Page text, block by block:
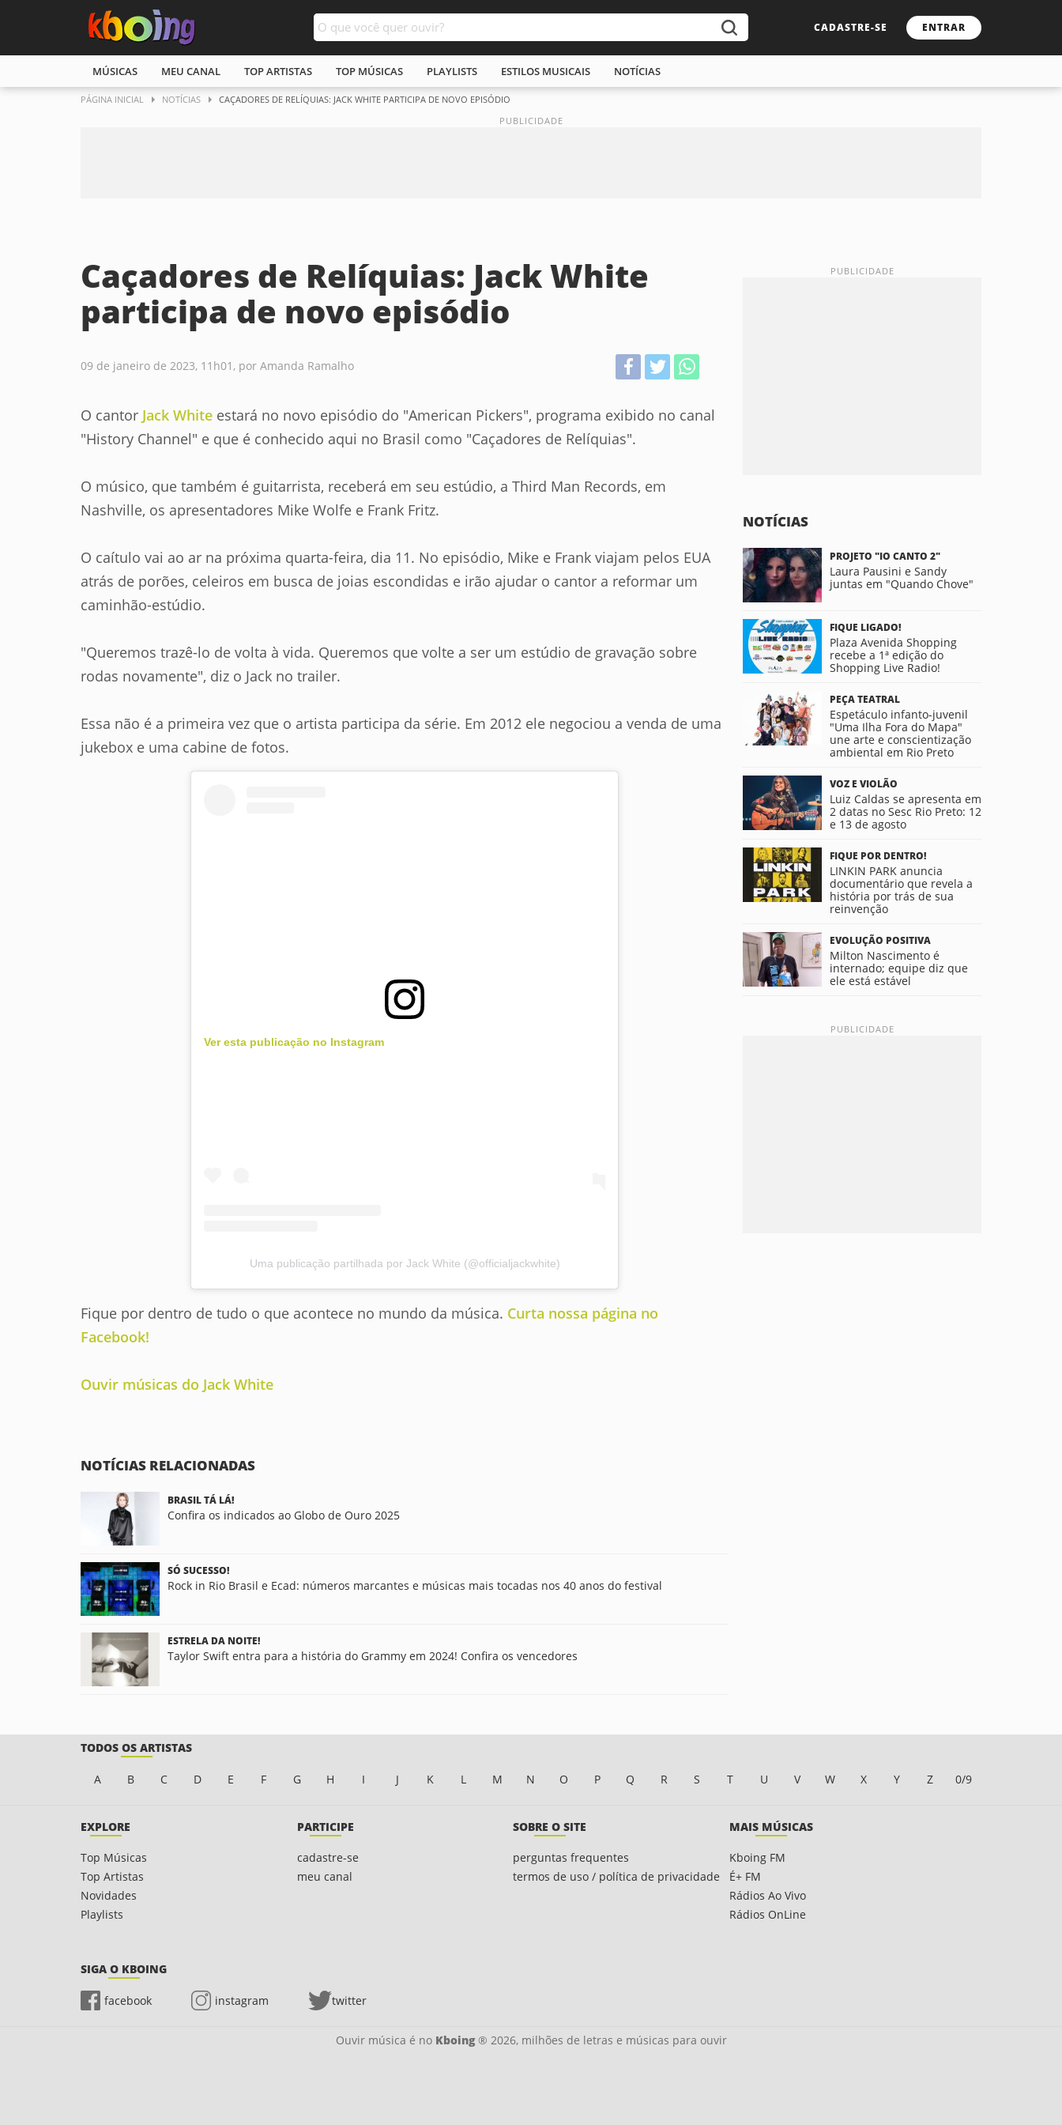
CADASTRE-SE ENTRAR
MÚSICAS MEU CANAL TOP ARTISTAS TOP MÚSICAS PLAYLISTS ESTILOS MUSICAIS NOTÍCIAS
PÁGINA INICIAL NOTÍCIAS CAÇADORES DE RELÍQUIAS: JACK WHITE PARTICIPA DE NOVO EPISÓDIO
Caçadores de Relíquias: Jack White
participa de novo episódio
09 de janeiro de 2023, 11h01, por Amanda Ramalho
O cantor Jack White estará no novo episódio do "American Pickers", programa exibido no canal
"History Channel" e que é conhecido aqui no Brasil como "Caçadores de Relíquias".
O músico, que também é guitarrista, receberá em seu estúdio, a Third Man Records, em
Nashville, os apresentadores Mike Wolfe e Frank Fritz.
O caítulo vai ao ar na próxima quarta-feira, dia 11. No episódio, Mike e Frank viajam pelos EUA
atrás de porões, celeiros em busca de joias escondidas e irão ajudar o cantor a reformar um
caminhão-estúdio.
"Queremos trazê-lo de volta à vida. Queremos que volte a ser um estúdio de gravação sobre
rodas novamente", diz o Jack no trailer.
Essa não é a primeira vez que o artista participa da série. Em 2012 ele negociou a venda de uma
jukebox e uma cabine de fotos.
Ver esta publicação no Instagram
Uma publicação partilhada por Jack White (@officialjackwhite)
Fique por dentro de tudo o que acontece no mundo da música. Curta nossa página no
Facebook!
Ouvir músicas do Jack White
NOTÍCIAS RELACIONADAS
BRASIL TÁ LÁ!
Confira os indicados ao Globo de Ouro 2025
SÓ SUCESSO!
Rock in Rio Brasil e Ecad: números marcantes e músicas mais tocadas nos 40 anos do festival
ESTRELA DA NOITE!
Taylor Swift entra para a história do Grammy em 2024! Confira os vencedores
NOTÍCIAS
PROJETO "IO CANTO 2"
Laura Pausini e Sandy
juntas em "Quando Chove"
FIQUE LIGADO!
Plaza Avenida Shopping
recebe a 1ª edição do
Shopping Live Radio!
PEÇA TEATRAL
Espetáculo infanto-juvenil
"Uma Ilha Fora do Mapa"
une arte e conscientização
ambiental em Rio Preto
VOZ E VIOLÃO
Luiz Caldas se apresenta em
2 datas no Sesc Rio Preto: 12
e 13 de agosto
FIQUE POR DENTRO!
LINKIN PARK anuncia
documentário que revela a
história por trás de sua
reinvenção
EVOLUÇÃO POSITIVA
Milton Nascimento é
internado; equipe diz que
ele está estável
TODOS OS ARTISTAS
A B C D E F G H I J K L M N O P Q R S T U V W X Y Z 0/9
EXPLORE
Top Músicas
Top Artistas
Novidades
Playlists
PARTICIPE
cadastre-se
meu canal
SOBRE O SITE
perguntas frequentes
termos de uso / política de privacidade
MAIS MÚSICAS
Kboing FM
É+ FM
Rádios Ao Vivo
Rádios OnLine
SIGA O KBOING
facebook instagram twitter
Ouvir música é no Kboing® 2026, milhões de letras e músicas para ouvir